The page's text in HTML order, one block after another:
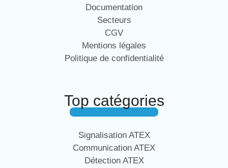
Documentation
Secteurs
CGV
Mentions légales
Politique de confidentialité
Top catégories
Signalisation ATEX
Communication ATEX
Détection ATEX